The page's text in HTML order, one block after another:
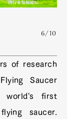
6/10
of research
Saucer
world's first
saucer.